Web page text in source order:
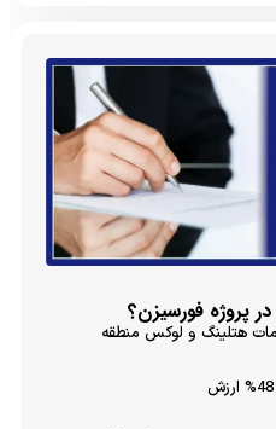
پروژه فورسیزن؟
هتلینگ و لوکس منطقه